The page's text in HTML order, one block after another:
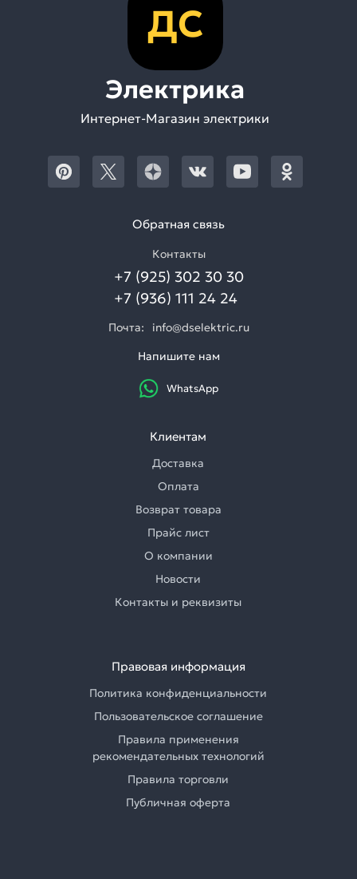
ДС
Электрика
Интернет-Магазин электрики
Обратная связь
Контакты
+7 (925) 302 30 30
+7 (936) 111 24 24
Почта:
info@dselektric.ru
Напишите нам
WhatsApp
Клиентам
Доставка
Оплата
Возврат товара
Прайс лист
О компании
Новости
Контакты и реквизиты
Правовая информация
Политика конфиденциальности
Пользовательское соглашение
Правила применения
рекомендательных технологий
Правила торговли
Публичная оферта